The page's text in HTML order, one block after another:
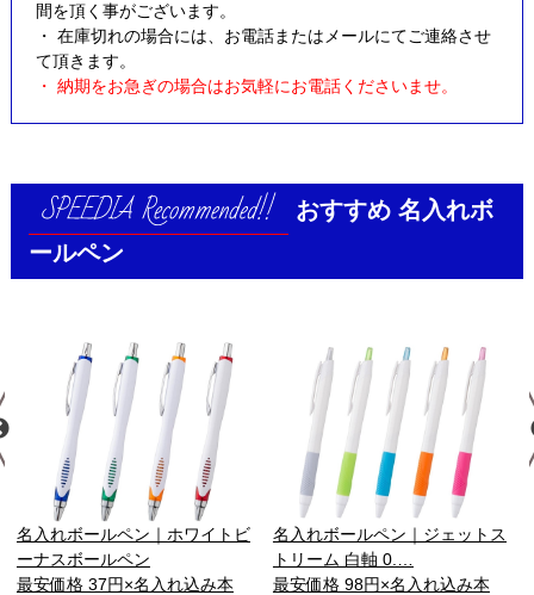
間を頂く事がございます。
・ 在庫切れの場合には、お電話またはメールにてご連絡させ
て頂きます。
・ 納期をお急ぎの場合はお気軽にお電話くださいませ。
おすすめ 名入れボ
ールペン
名入れボールペン｜ホワイトビ
ーナスボールペン
最安価格 37円×名入れ込み本
名入れボールペン｜ジェットス
トリーム 白軸 0.…
最安価格 98円×名入れ込み本